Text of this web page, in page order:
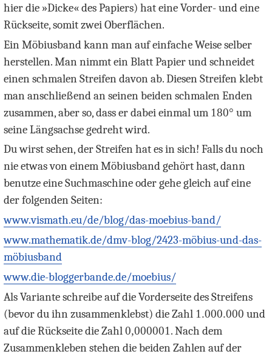
hier die »Dicke« des Papiers) hat eine Vorder- und eine
Rückseite, somit zwei Oberflächen.
Ein Möbiusband kann man auf einfache Weise selber
herstellen. Man nimmt ein Blatt Papier und schneidet
einen schmalen Streifen davon ab. Diesen Streifen klebt
man anschließend an seinen beiden schmalen Enden
zusammen, aber so, dass er dabei einmal um 180° um
seine Längsachse gedreht wird.
Du wirst sehen, der Streifen hat es in sich! Falls du noch
nie etwas von einem Möbiusband gehört hast, dann
benutze eine Suchmaschine oder gehe gleich auf eine
der folgenden Seiten:
www.vismath.eu/de/blog/das-moebius-band/
www.mathematik.de/dmv-blog/2423-möbius-und-das-
möbiusband
www.die-bloggerbande.de/moebius/
Als Variante schreibe auf die Vorderseite des Streifens
(bevor du ihn zusammenklebst) die Zahl 1.000.000 und
auf die Rückseite die Zahl0,000001 . Nach dem
Zusammenkleben stehen die beiden Zahlen auf der